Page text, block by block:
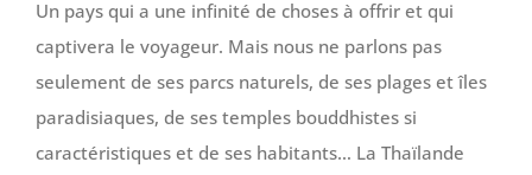
Un pays qui a une infinité de choses à offrir et qui
captivera le voyageur. Mais nous ne parlons pas
seulement de ses parcs naturels, de ses plages et îles
paradisiaques, de ses temples bouddhistes si
caractéristiques et de ses habitants… La Thaïlande